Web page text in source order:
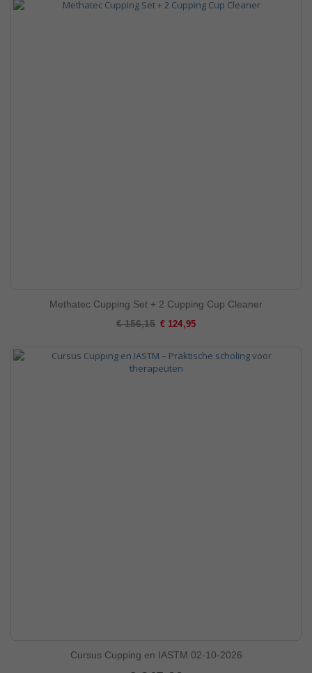
Methatec Cupping Set + 2 Cupping Cup Cleaner
€ 156,15 Special
€ 124,95
Cursus Cupping en IASTM 02-10-2026